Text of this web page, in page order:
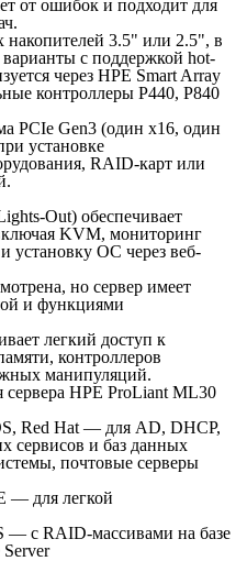
от ошибок и подходит для
3.5" или 2.5", в
с поддержкой hot-
через HPE Smart Array
контроллеры P440, P840
PCIe Gen3 (один x16, один
установке
RAID-карт или
Out) обеспечивает
KVM, мониторинг
установку ОС через веб-
но сервер имеет
и функциями
легкий доступ к
контроллеров
манипуляций.
HPE ProLiant ML30
Red Hat — для AD, DHCP,
сервисов и баз данных
почтовые серверы
— для легкой
— с RAID-массивами на базе